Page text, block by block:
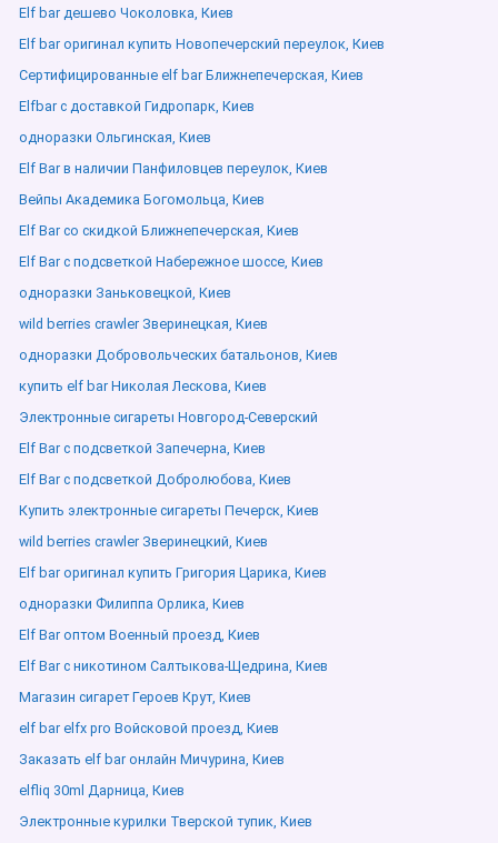
Elf bar дешево Чоколовка, Киев
Elf bar оригинал купить Новопечерский переулок, Киев
Сертифицированные elf bar Ближнепечерская, Киев
Elfbar с доставкой Гидропарк, Киев
одноразки Ольгинская, Киев
Elf Bar в наличии Панфиловцев переулок, Киев
Вейпы Академика Богомольца, Киев
Elf Bar со скидкой Ближнепечерская, Киев
Elf Bar с подсветкой Набережное шоссе, Киев
одноразки Заньковецкой, Киев
wild berries crawler Зверинецкая, Киев
одноразки Добровольческих батальонов, Киев
купить elf bar Николая Лескова, Киев
Электронные сигареты Новгород-Северский
Elf Bar с подсветкой Запечерна, Киев
Elf Bar с подсветкой Добролюбова, Киев
Купить электронные сигареты Печерск, Киев
wild berries crawler Зверинецкий, Киев
Elf bar оригинал купить Григория Царика, Киев
одноразки Филиппа Орлика, Киев
Elf Bar оптом Военный проезд, Киев
Elf Bar с никотином Салтыкова-Щедрина, Киев
Магазин сигарет Героев Крут, Киев
elf bar elfx pro Войсковой проезд, Киев
Заказать elf bar онлайн Мичурина, Киев
elfliq 30ml Дарница, Киев
Электронные курилки Тверской тупик, Киев